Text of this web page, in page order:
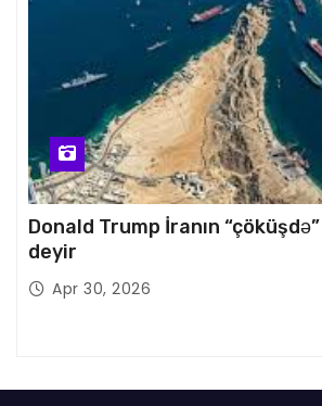
Donald Trump İranın
deyir
Apr 30, 2026